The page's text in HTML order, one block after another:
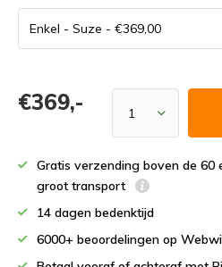
€369,-
Gratis verzending boven de 60
groot transport
14 dagen bedenktijd
6000+ beoordelingen op